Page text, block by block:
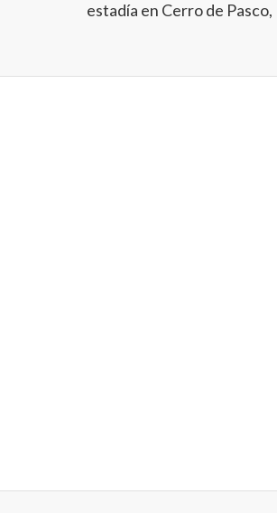
estadía en Cerro de Pasco,